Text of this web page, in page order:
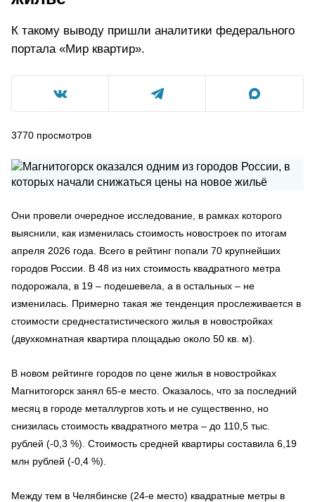
К такому выводу пришли аналитики федерального
портала «Мир квартир».
3770 просмотров
Они провели очередное исследование, в рамках которого
выяснили, как изменилась стоимость новостроек по итогам
апреля 2026 года. Всего в рейтинг попали 70 крупнейших
городов России. В 48 из них стоимость квадратного метра
подорожала, в 19 – подешевела, а в остальных – не
изменилась. Примерно такая же тенденция прослеживается в
стоимости среднестатистического жилья в новостройках
(двухкомнатная квартира площадью около 50 кв. м).
В новом рейтинге городов по цене жилья в новостройках
Магнитогорск занял 65-е место. Оказалось, что за последний
месяц в городе металлургов хоть и не существенно, но
снизилась стоимость квадратного метра – до 110,5 тыс.
рублей (-0,3 %). Стоимость средней квартиры составила 6,19
млн рублей (-0,4 %).
Между тем в Челябинске (24-е место) квадратные метры в